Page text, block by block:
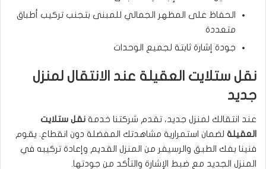
الحفاظ على المظهر الجمالي للمبنى بتجنب تركيب أطباق
متعددة
جودة إشارة ثابتة لجميع الوحدات
نقل ستلايت العقيلة عند الانتقال لمنزل
جديد
عند انتقالك لمنزل جديد، تقدم شركتنا خدمة نقل ستلايت
العقيلة لضمان استمرارية مشاهدتك المفضلة دون انقطاع. يقوم
فنينا بفك الطبق والرسيفر من المنزل القديم وإعادة تركيبه في
المنزل الجديد مع ضبط الإشارة والتأكد من جودتها.